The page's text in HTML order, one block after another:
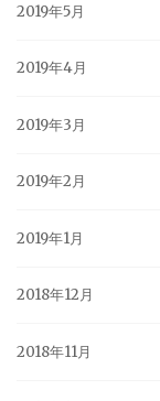
2019年5月
2019年4月
2019年3月
2019年2月
2019年1月
2018年12月
2018年11月